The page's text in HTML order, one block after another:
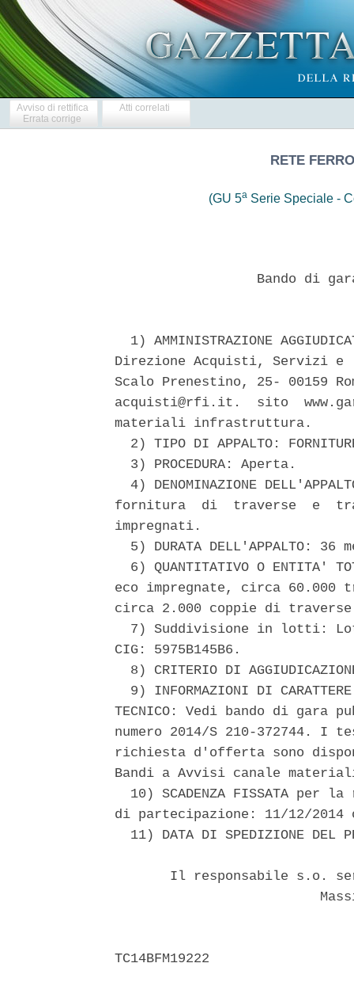
Avviso di rettifica
Errata corrige
Atti correlati
RETE
(GU 5aSerie Speciale -
Bando di
1) AMMINISTRAZIONE
Direzione Acquisti, Servizi
Scalo Prenestino, 25- 00159
acquisti@rfi.it.  sito
materiali infrastruttura.
2) TIPO DI APPALTO:
  3) PROCEDURA: Aperta.
4) DENOMINAZIONE
fornitura  di  traverse  e
impregnati.
5) DURATA DELL'APPALTO: 36
6) QUANTITATIVO O ENTITA'
eco impregnate, circa 60.000
circa 2.000 coppie di
7) Suddivisione in lotti:
CIG: 5975B145B6.
8) CRITERIO DI
9) INFORMAZIONI DI
TECNICO: Vedi bando di gara
numero 2014/S 210-372744.
richiesta d'offerta sono
Bandi a Avvisi canale
10) SCADENZA FISSATA per la
di partecipazione: 11/12/
11) DATA DI SPEDIZIONE DEL
Il responsabile s.o.